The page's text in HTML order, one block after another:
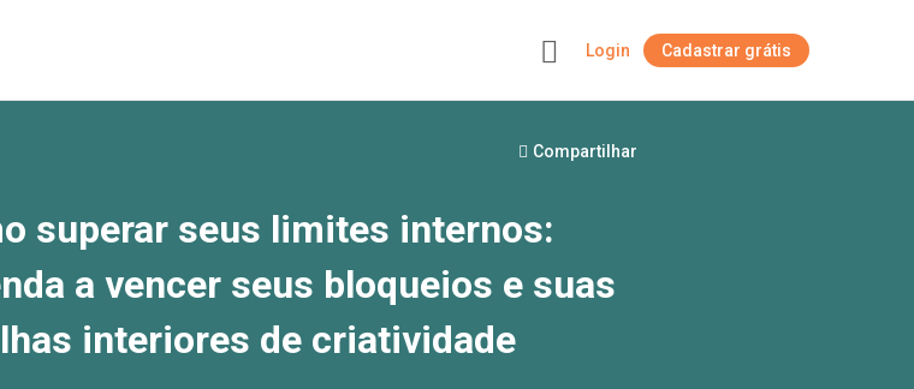
Login Cadastrar grátis
Compartilhar
superar seus limites internos:
a vencer seus bloqueios e suas
interiores de criatividade